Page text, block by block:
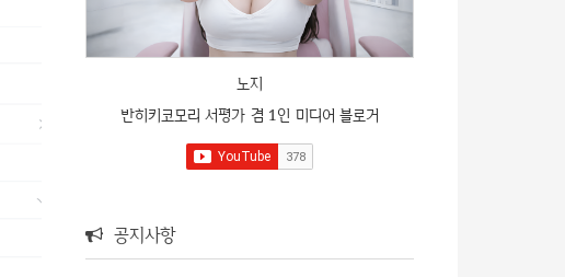
노지
반히키코모리 서평가 겸 1인 미디어 블로거
공지사항